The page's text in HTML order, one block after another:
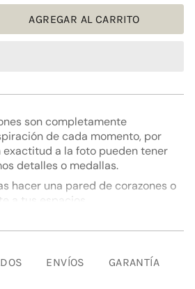
AGREGAR AL CARRITO
son completamente
de cada momento, por
exactitud a la foto pueden tener
detalles o medallas.
hacer una pared de corazones o
a tus espacios.
aproximadamente.
ENVÍOS GARANTÍA